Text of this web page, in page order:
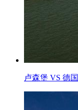
卢森堡 VS 德国